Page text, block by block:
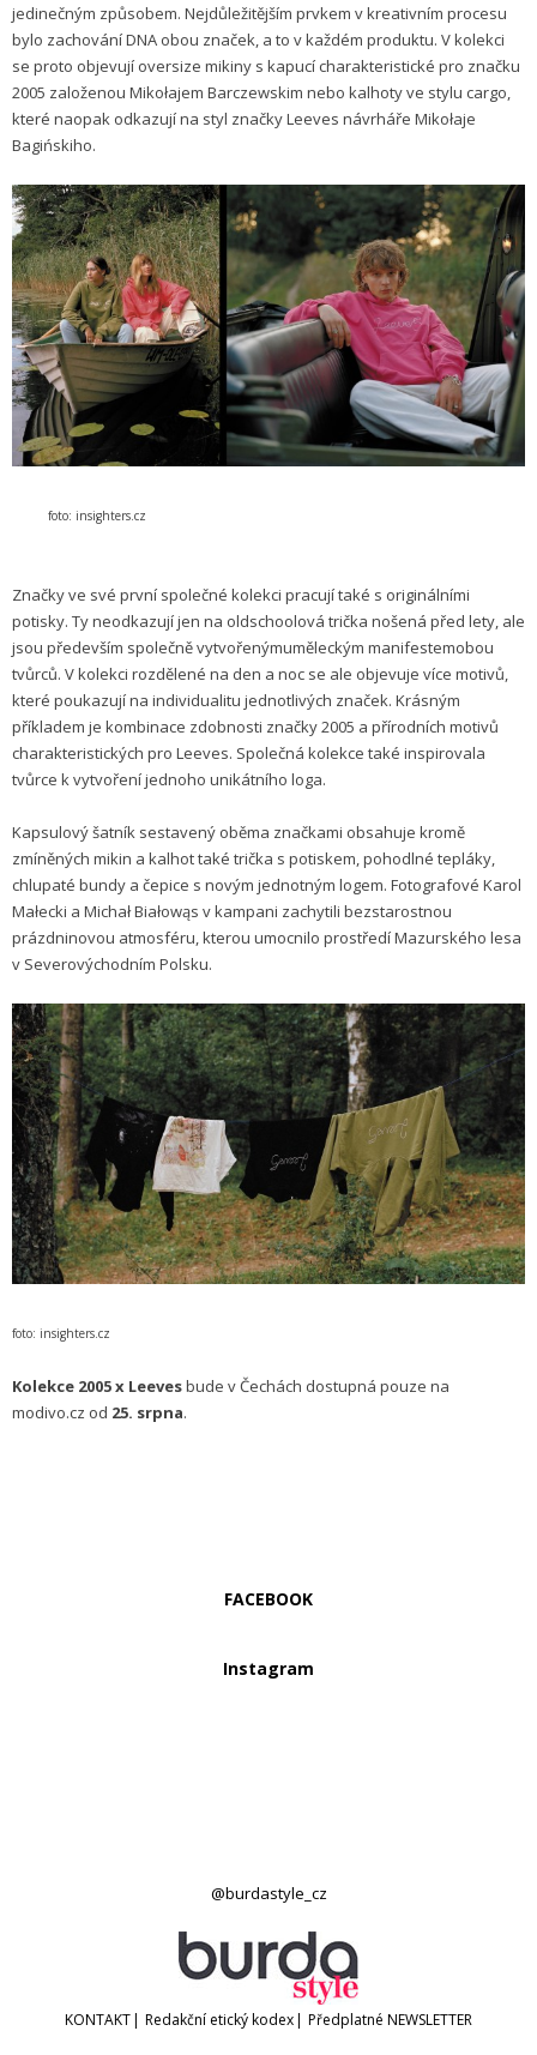
jedinečným způsobem. Nejdůležitějším prvkem v kreativním procesu
bylo zachování DNA obou značek, a to v každém produktu. V kolekci
se proto objevují oversize mikiny s kapucí charakteristické pro značku
2005 založenou Mikołajem Barczewskim nebo kalhoty ve stylu cargo,
které naopak odkazují na styl značky Leeves návrháře Mikołaje
Bagińskiho.
foto: insighters.cz
Značky ve své první společné kolekci pracují také s originálními
potisky. Ty neodkazují jen na oldschoolová trička nošená před lety, ale
jsou především společně vytvořenýmuměleckým manifestemobou
tvůrců. V kolekci rozdělené na den a noc se ale objevuje více motivů,
které poukazují na individualitu jednotlivých značek. Krásným
příkladem je kombinace zdobnosti značky 2005 a přírodních motivů
charakteristických pro Leeves. Společná kolekce také inspirovala
tvůrce k vytvoření jednoho unikátního loga.
Kapsulový šatník sestavený oběma značkami obsahuje kromě
zmíněných mikin a kalhot také trička s potiskem, pohodlné tepláky,
chlupaté bundy a čepice s novým jednotným logem. Fotografové Karol
Małecki a Michał Białowąs v kampani zachytili bezstarostnou
prázdninovou atmosféru, kterou umocnilo prostředí Mazurského lesa
v Severovýchodním Polsku.
foto: insighters.cz
Kolekce 2005 x Leevesbude v Čechách dostupná pouze na
modivo.cz od 25. srpna.
FACEBOOK
Instagram
@burdastyle_cz
KONTAKT| Redakční etický kodex| Předplatné NEWSLETTER